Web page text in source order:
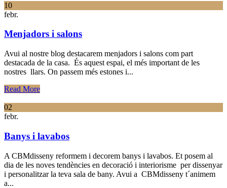
10
febr.
Menjadors i salons
Avui al nostre blog destacarem menjadors i salons com part
destacada de la casa. És aquest espai, el més important de les
nostres llars. On passem més estones i...
Read More
02
febr.
Banys i lavabos
A CBMdisseny reformem i decorem banys i lavabos. Et posem al
dia de les noves tendències en decoració i interiorisme per dissenyar
i personalitzar la teva sala de bany. Avui a CBMdisseny t´animem
a...